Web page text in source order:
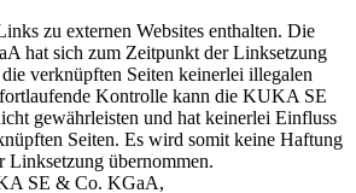
zu externen Websites enthalten. Die
hat sich zum Zeitpunkt der Linksetzung
verknüpften Seiten keinerlei illegalen
Kontrolle kann die KUKA SE
gewährleisten und hat keinerlei Einfluss
Seiten. Es wird somit keine Haftung
Linksetzung übernommen.
SE & Co. KGaA,